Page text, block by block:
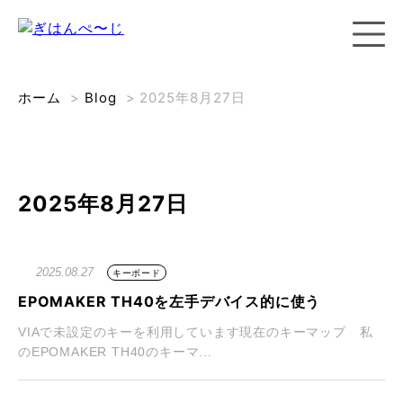
ホーム > Blog > 2025年8月27日
2025年8月27日
2025.08.27 キーボード
EPOMAKER TH40を左手デバイス的に使う
VIAで未設定のキーを利用しています現在のキーマップ 私
のEPOMAKER TH40のキーマ...